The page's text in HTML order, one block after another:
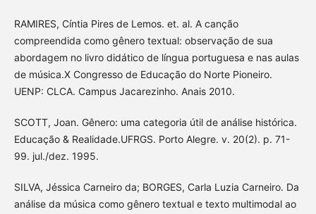
RAMIRES, Cíntia Pires de Lemos. et. al. A canção
compreendida como gênero textual: observação de sua
abordagem no livro didático de língua portuguesa e nas aulas
de música.X Congresso de Educação do Norte Pioneiro.
UENP: CLCA. Campus Jacarezinho. Anais 2010.
SCOTT, Joan. Gênero: uma categoria útil de análise histórica.
Educação & Realidade.UFRGS. Porto Alegre. v. 20(2). p. 71-
99. jul./dez. 1995.
SILVA, Jéssica Carneiro da; BORGES, Carla Luzia Carneiro. Da
análise da música como gênero textual e texto multimodal ao